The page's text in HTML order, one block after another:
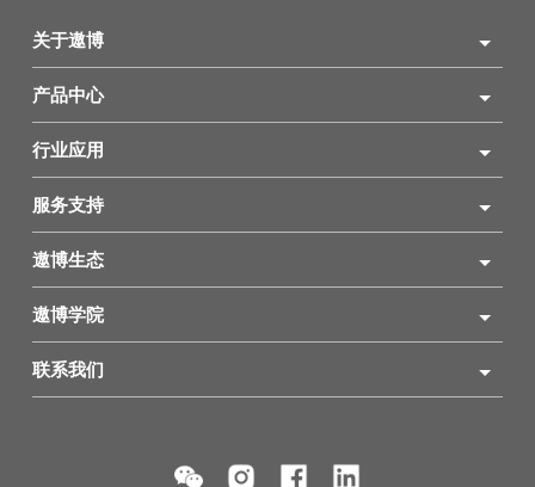
关于遨博
产品中心
行业应用
服务支持
遨博生态
遨博学院
联系我们